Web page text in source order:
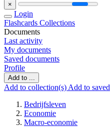
×
Login
Flashcards Collections
Documents
Last activity
My documents
Saved documents
Profile
Add to ...
Add to collection(s) Add to saved
Bedrijfsleven
Economie
Macro-economie